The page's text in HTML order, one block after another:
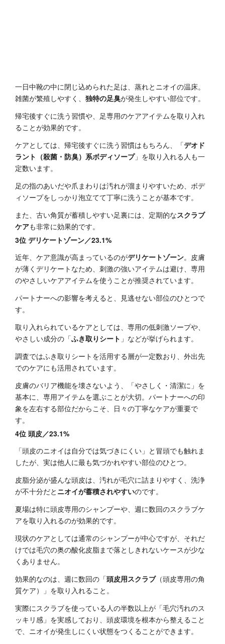
一日中靴の中に閉じ込められた足は、蒸れとニオイの温床。
雑菌が繁殖しやすく、 独特の足臭が発生しやすい部位です。
帰宅後すぐに洗う習慣や、足専用のケアアイテムを取り入れ
ることが効果的です。
ケアとしては、帰宅後すぐに洗う習慣はもちろん、「デオド
ラント（殺菌・防臭）系ボディソープ」を取り入れる人も一
定数います。
足の指のあいだや爪まわりは汚れが溜まりやすいため、ボデ
ィソープをしっかり泡立てて丁寧に洗うことが基本です。
また、古い角質が蓄積しやすい足裏には、定期的なスクラブ
ケアも非常に効果的です。
3位 デリケートゾーン／23.1%
近年、ケア意識が高まっているのがデリケートゾーン。皮膚
が薄くデリケートなため、刺激の強いアイテムは避け、専用
のやさしいケアアイテムを使うことが推奨されています。
パートナーへの影響を考えると、見逃せない部位のひとつで
す。
取り入れられているケアとしては、専用の低刺激ソープや、
やさしい成分の「ふき取りシート 」などが挙げられます。
調査ではふき取りシートを活用する層が一定数おり、外出先
でのケアにも活用されています。
皮膚のバリア機能を壊さないよう、「やさしく・清潔に」を
基本に、専用アイテムを選ぶことが大切。パートナーへの印
象を左右する部位だからこそ、日々の丁寧なケアが重要で
す。
4位 頭皮／23.1%
「頭皮のニオイは自分では気づきにくい」と冒頭でも触れま
したが、実は他人に最も気づかれやすい部位のひとつ。
皮脂分泌が盛んな頭皮は、汚れが毛穴に詰まりやすく、洗浄
が不十分だと ニオイが蓄積されやすいのです。
夏場は特に頭皮専用のシャンプーや、週に数回のスクラブケ
アを取り入れるのが効果的です。
現状のケアとしては通常のシャンプーが中心ですが、それだ
けでは毛穴の奥の酸化皮脂まで落としきれないケースが少な
くありません。
効果的なのは、週に数回の「頭皮用スクラブ（頭皮専用の角
質ケア）」を取り入れること。
実際にスクラブを使っている人の半数以上が「毛穴汚れのス
ッキリ感」を実感しており、頭皮環境を根本から整えること
で、ニオイが発生しにくい状態をつくることができます。